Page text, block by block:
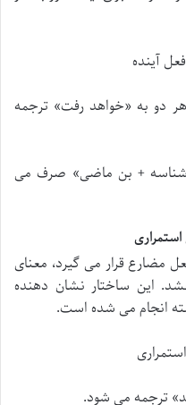
آینده
دو به «خواهد رفت» ترجمه
شناسه + بن ماضی» صرف می
مضارع قرار می گیرد، معنای
این ساختار نشان دهنده
انجام می شده است.
ترجمه می شود.